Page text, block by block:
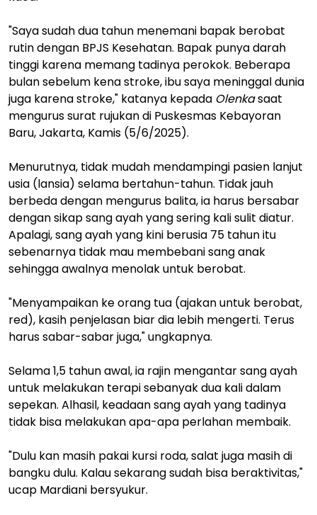
"Saya sudah dua tahun menemani bapak berobat
rutin dengan BPJS Kesehatan. Bapak punya darah
tinggi karena memang tadinya perokok. Beberapa
bulan sebelum kena stroke, ibu saya meninggal dunia
juga karena stroke," katanya kepada Olenkasaat
mengurus surat rujukan di Puskesmas Kebayoran
Baru, Jakarta, Kamis (5/6/2025).
Menurutnya, tidak mudah mendampingi pasien lanjut
usia (lansia) selama bertahun-tahun. Tidak jauh
berbeda dengan mengurus balita, ia harus bersabar
dengan sikap sang ayah yang sering kali sulit diatur.
Apalagi, sang ayah yang kini berusia 75 tahun itu
sebenarnya tidak mau membebani sang anak
sehingga awalnya menolak untuk berobat.
"Menyampaikan ke orang tua (ajakan untuk berobat,
red), kasih penjelasan biar dia lebih mengerti. Terus
harus sabar-sabar juga," ungkapnya.
Selama 1,5 tahun awal, ia rajin mengantar sang ayah
untuk melakukan terapi sebanyak dua kali dalam
sepekan. Alhasil, keadaan sang ayah yang tadinya
tidak bisa melakukan apa-apa perlahan membaik.
"Dulu kan masih pakai kursi roda, salat juga masih di
bangku dulu. Kalau sekarang sudah bisa beraktivitas,"
ucap Mardiani bersyukur.